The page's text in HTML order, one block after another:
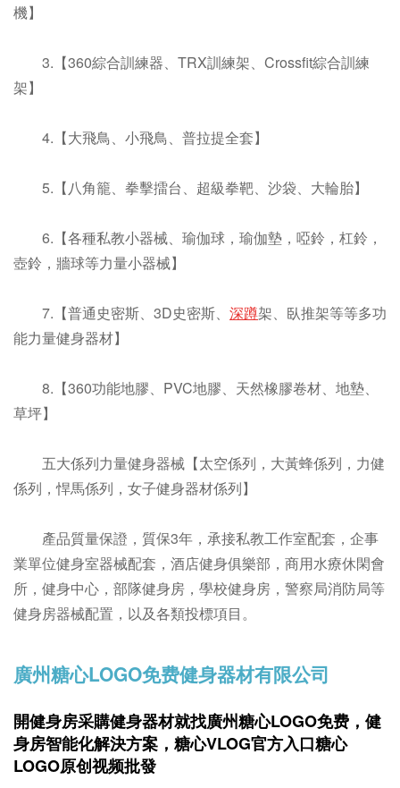
機】
3.【360綜合訓練器、TRX訓練架、Crossfit綜合訓練
架】
4.【大飛鳥、小飛鳥、普拉提全套】
5.【八角籠、拳擊擂台、超級拳靶、沙袋、大輪胎】
6.【各種私教小器械、瑜伽球，瑜伽墊，啞鈴，杠鈴，
壺鈴，牆球等力量小器械】
7.【普通史密斯、3D史密斯、 深蹲架、臥推架等等多功
能力量健身器材】
8.【360功能地膠、PVC地膠、天然橡膠卷材、地墊、
草坪】
五大係列力量健身器械【太空係列，大黃蜂係列，力健
係列，悍馬係列，女子健身器材係列】
產品質量保證，質保3年，承接私教工作室配套，企事
業單位健身室器械配套，酒店健身俱樂部，商用水療休閑會
所，健身中心，部隊健身房，學校健身房，警察局消防局等
健身房器械配置，以及各類投標項目。
廣州糖心LOGO免费健身器材有限公司
開健身房采購健身器材就找廣州糖心LOGO免费， 健
身房智能化解決方案，糖心VLOG官方入口糖心
LOGO原创视频批發